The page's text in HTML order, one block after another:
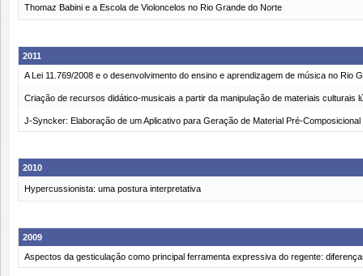
Thomaz Babini e a Escola de Violoncelos no Rio Grande do Norte
2011
A Lei 11.769/2008 e o desenvolvimento do ensino e aprendizagem de música no Rio
Criação de recursos didático-musicais a partir da manipulação de materiais culturais
J-Syncker: Elaboração de um Aplicativo para Geração de Material Pré-
2010
Hypercussionista: uma postura interpretativa
2009
Aspectos da gesticulação como principal ferramenta expressiva do regente: